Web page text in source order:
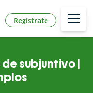
Regístrate
subjuntivo |